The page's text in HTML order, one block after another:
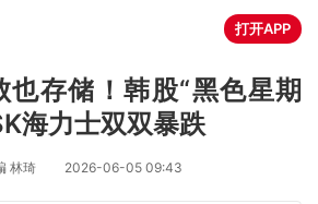
打开APP
也存储！韩股“黑色星期
海力士双双暴跌
林琦 2026-06-05 09:43